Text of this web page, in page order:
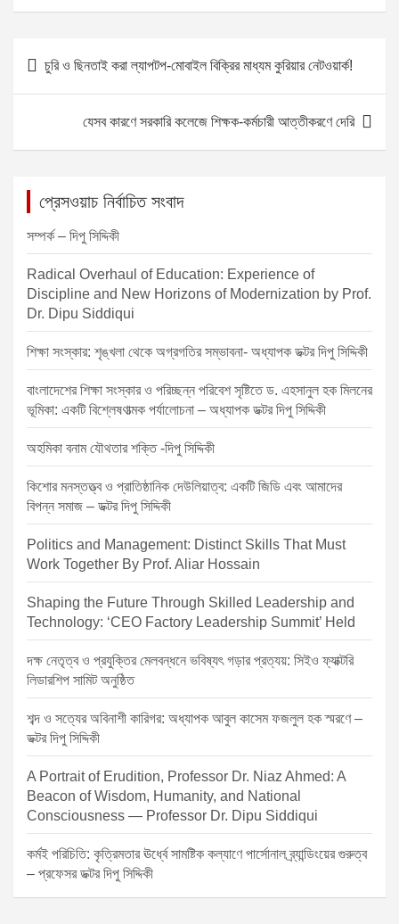
c
b
ss
e
n
er
at
A
p
ail ar
e
P
চুরি ও ছিনতাই করা ল্যাপটপ-মোবাইল বিক্রির মাধ্যম কুরিয়ার নেটওয়ার্ক!
যেসব কারণে সরকারি কলেজে শিক্ষক-কর্মচারী আত্তীকরণে দেরি
প্রেসওয়াচ নির্বাচিত সংবাদ
সম্পর্ক – দিপু সিদ্দিকী
Radical Overhaul of Education: Experience of
Discipline and New Horizons of Modernization by Prof.
Dr. Dipu Siddiqui
শিক্ষা সংস্কার: শৃঙ্খলা থেকে অগ্রগতির সম্ভাবনা- অধ্যাপক ডক্টর দিপু সিদ্দিকী
বাংলাদেশের শিক্ষা সংস্কার ও পরিচ্ছন্ন পরিবেশ সৃষ্টিতে ড. এহসানুল হক মিলনের
ভূমিকা: একটি বিশ্লেষণাত্মক পর্যালোচনা – অধ্যাপক ডক্টর দিপু সিদ্দিকী
অহমিকা বনাম যৌথতার শক্তি -দিপু সিদ্দিকী
কিশোর মনস্তত্ত্ব ও প্রাতিষ্ঠানিক দেউলিয়াত্ব: একটি জিডি এবং আমাদের
বিপন্ন সমাজ – ডক্টর দিপু সিদ্দিকী
Politics and Management: Distinct Skills That Must
Work Together By Prof. Aliar Hossain
Shaping the Future Through Skilled Leadership and
Technology: ‘CEO Factory Leadership Summit’ Held
দক্ষ নেতৃত্ব ও প্রযুক্তির মেলবন্ধনে ভবিষ্যৎ গড়ার প্রত্যয়: সিইও ফ্যাক্টরি
লিডারশিপ সামিট অনুষ্ঠিত
শব্দ ও সত্যের অবিনাশী কারিগর: অধ্যাপক আবুল কাসেম ফজলুল হক স্মরণে –
ডক্টর দিপু সিদ্দিকী
A Portrait of Erudition, Professor Dr. Niaz Ahmed: A
Beacon of Wisdom, Humanity, and National
Consciousness — Professor Dr. Dipu Siddiqui
কর্মই পরিচিতি: কৃত্রিমতার ঊর্ধ্বে সামষ্টিক কল্যাণে পার্সোনাল ব্র্যান্ডিংয়ের গুরুত্ব
– প্রফেসর ডক্টর দিপু সিদ্দিকী